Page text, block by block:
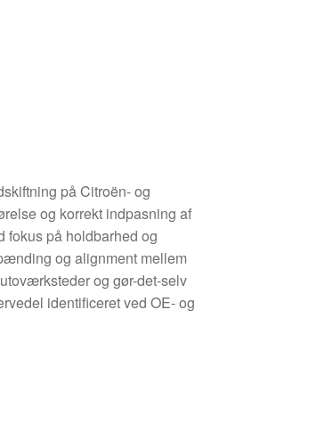
på Citroën- og
og korrekt indpasning af
fokus på holdbarhed og
og alignment mellem
og gør-det-selv
identificeret ved OE- og